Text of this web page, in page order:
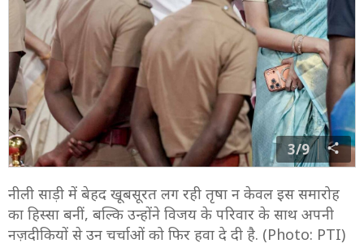
3/9
नीली साड़ी में बेहद खूबसूरत लग रही तृषा न केवल इस समारोह
का हिस्सा बनीं, बल्कि उन्होंने विजय के परिवार के साथ अपनी
नज़दीकियों से उन चर्चाओं को फिर हवा दे दी है. (Photo: PTI)